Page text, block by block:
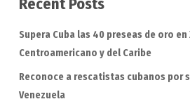
Recent Posts
Supera Cuba las 40 preseas de oro en
Centroamericano y del Caribe
Reconoce a rescatistas cubanos por
Venezuela